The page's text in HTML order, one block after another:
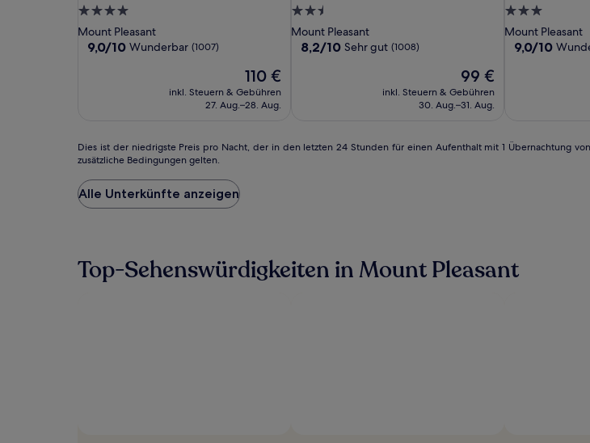
Hilton
Charleston
Mount
Hilton
Charleston
Mount
Hilton
Charleston
Mount
4.0-
Sterne-
Unterkunft
Mount Pleasant
9.0
9,0/10 Wunderbar (1007)
Der
Preis
beträgt
110 €
inkl. Steuern & Gebühren
27. Aug.–28. Aug.
at
Isle
Of
at
Isle
Of
2.5-
Sterne-
Unterkunft
Mount Pleasant
8.2
8,2/10 Sehr gut (1008)
Der
Preis
beträgt
99 €
inkl. Steuern & Gebühren
30. Aug.–31. Aug.
Charleston
Mt.
Pleasant
3.0-
Sterne-
Unterkunft
Mount Pleasant
9.0
9,0/10
Dies
ist
der
niedrigste
Preis
in
den
Dies ist der niedrigste Preis pro Nacht, der in den letzten 24 Stunden für einen Aufenthalt mit 1 Übernachtung
zusätzliche Bedingungen gelten.
Alle Unterkünfte anzeigen
Top-Sehenswürdigkeiten in Mount Pleasant